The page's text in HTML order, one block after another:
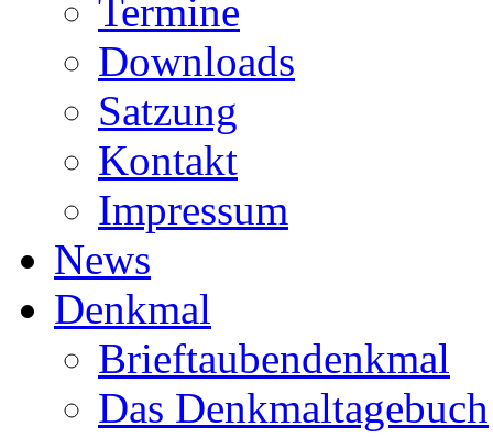
Termine
Downloads
Satzung
Kontakt
Impressum
News
Denkmal
Brieftaubendenkmal
Das Denkmaltagebuch